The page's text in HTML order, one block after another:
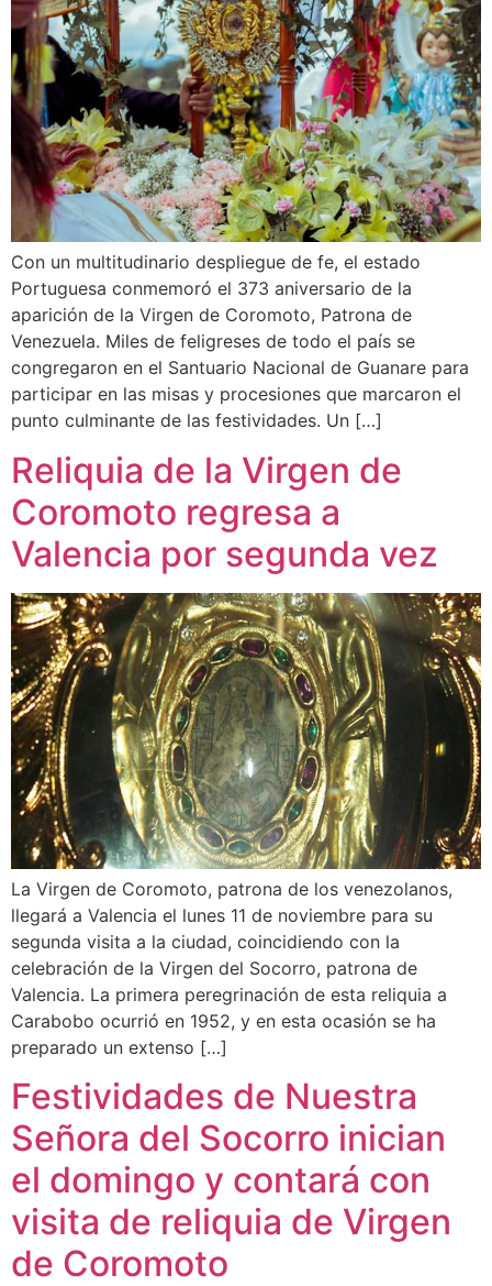
Con un multitudinario despliegue de fe, el estado
Portuguesa conmemoró el 373 aniversario de la
aparición de la Virgen de Coromoto, Patrona de
Venezuela. Miles de feligreses de todo el país se
congregaron en el Santuario Nacional de Guanare para
participar en las misas y procesiones que marcaron el
punto culminante de las festividades. Un […]
Reliquia de la Virgen de
Coromoto regresa a
Valencia por segunda vez
La Virgen de Coromoto, patrona de los venezolanos,
llegará a Valencia el lunes 11 de noviembre para su
segunda visita a la ciudad, coincidiendo con la
celebración de la Virgen del Socorro, patrona de
Valencia. La primera peregrinación de esta reliquia a
Carabobo ocurrió en 1952, y en esta ocasión se ha
preparado un extenso […]
Festividades de Nuestra
Señora del Socorro inician
el domingo y contará con
visita de reliquia de Virgen
de Coromoto